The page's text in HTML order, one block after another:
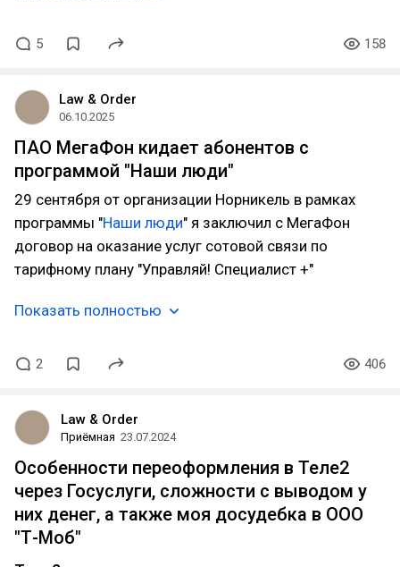
5 158
Law & Order
06.10.2025
ПАО МегаФон кидает абонентов с
программой "Наши люди"
29 сентября от организации Норникель в рамках
программы "Наши люди" я заключил с МегаФон
договор на оказание услуг сотовой связи по
тарифному плану "Управляй! Специалист +"
Показать полностью
2 406
Law & Order
Приёмная 23.07.2024
Особенности переоформления в Теле2
через Госуслуги, сложности с выводом у
них денег, а также моя досудебка в ООО
"Т-Моб"